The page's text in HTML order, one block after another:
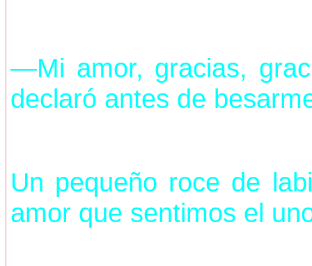
—Mi amor, gracias,
declaró antes de
Un pequeño roce de
amor que sentimos el